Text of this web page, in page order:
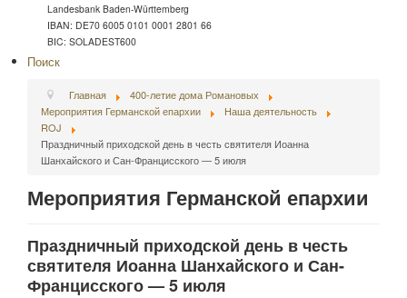
Landesbank Baden-Württemberg
IBAN: DE70 6005 0101 0001 2801 66
BIC: SOLADEST600
Поиск
Главная
400-летие дома Романовых
Мероприятия Германской епархии
Наша деятельность
ROJ
Праздничный приходской день в честь святителя Иоанна
Шанхайского и Сан-Францисского — 5 июля
Мероприятия Германской епархии
Праздничный приходской день в честь
святителя Иоанна Шанхайского и Сан-
Францисского — 5 июля